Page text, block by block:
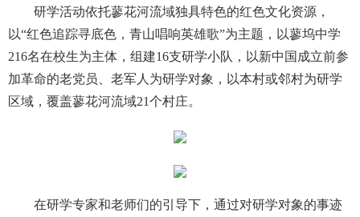
研学活动依托蓼花河流域独具特色的红色文化资源，
以“红色追踪寻底色，青山唱响英雄歌”为主题，以蓼坞中学
216名在校生为主体，组建16支研学小队，以新中国成立前参
加革命的老党员、老军人为研学对象，以本村或邻村为研学
区域，覆盖蓼花河流域21个村庄。
在研学专家和老师们的引导下，通过对研学对象的事迹